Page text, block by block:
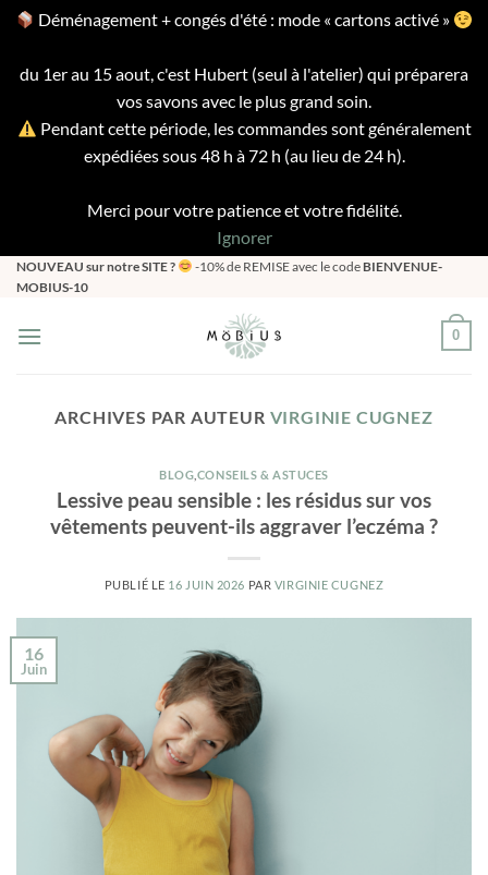
Déménagement + congés d'été : mode « cartons activé »
du 1er au 15 aout, c'est Hubert (seul à l'atelier) qui préparera
vos savons avec le plus grand soin.
Pendant cette période, les commandes sont généralement
expédiées sous 48 h à 72 h (au lieu de 24 h).
Merci pour votre patience et votre fidélité.
Ignorer
Passer
au
NOUVEAU sur notre SITE ? -10% de REMISE avec le code BIENVENUE-
MOBIUS-10
0
ARCHIVES PAR AUTEUR VIRGINIE CUGNEZ
BLOG CONSEILS & ASTUCES
Lessive peau sensible : les résidus sur vos
vêtements peuvent-ils aggraver l’eczéma ?
PUBLIÉ LE 16 JUIN 2026 PAR VIRGINIE CUGNEZ
16
Juin